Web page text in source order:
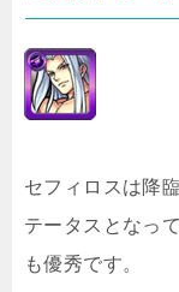
セフィロスは降
テータスとなっ
も優秀です。